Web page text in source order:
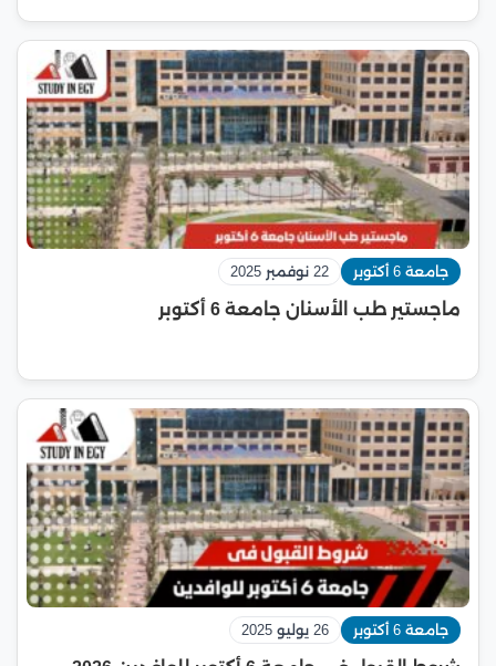
جامعة 6 أكتوبر 22 نوفمبر 2025
ماجستير طب الأسنان جامعة 6 أكتوبر
جامعة 6 أكتوبر 26 يوليو 2025